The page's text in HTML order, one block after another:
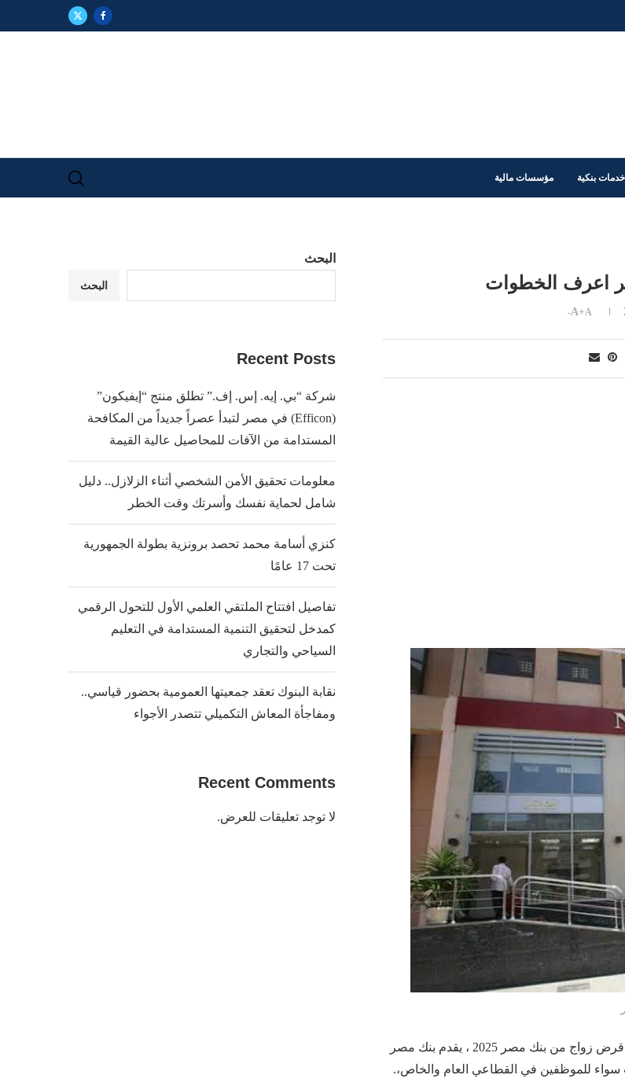
خدمات بنكية مؤسسات مالية
اعرف الخطوات
A+A-
يرغب العديد من المقبلين علي الزواج في معرفة خطوات الحصول على قرض زواج من بنك مصر 2025 ، يقدم بنك مصر
سواء للموظفين في القطاعي العام والخاص،.
البحث
البحث
Recent Posts
شركة “بي. إيه. إس. إف.” تطلق منتج “إيفيكون”
(Efficon) في مصر لتبدأ عصراً جديداً من المكافحة
المستدامة من الآفات للمحاصيل عالية القيمة
معلومات تحقيق الأمن الشخصي أثناء الزلازل.. دليل
شامل لحماية نفسك وأسرتك وقت الخطر
كنزي أسامة محمد تحصد برونزية بطولة الجمهورية
تحت 17 عامًا
تفاصيل افتتاح الملتقي العلمي الأول للتحول الرقمي
كمدخل لتحقيق التنمية المستدامة في التعليم
السياحي والتجاري
نقابة البنوك تعقد جمعيتها العمومية بحضور قياسي..
ومفاجأة المعاش التكميلي تتصدر الأجواء
Recent Comments
لا توجد تعليقات للعرض.